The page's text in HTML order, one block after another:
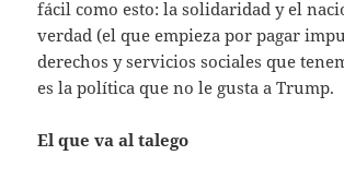
fácil como esto: la solidaridad y el
verdad (el que empieza por pagar
derechos y servicios sociales que
es la política que no le gusta a Trump.
El que va al talego